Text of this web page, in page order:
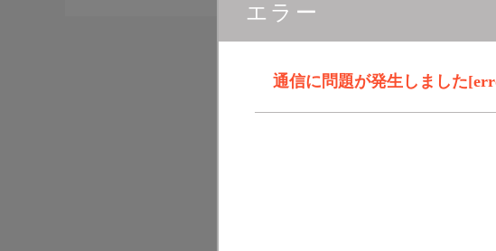
エラー
通信に問題が発生しました